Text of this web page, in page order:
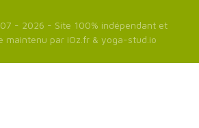
- 2026 - Site 100% indépendant et
maintenu par iOz.fr & yoga-stud.io